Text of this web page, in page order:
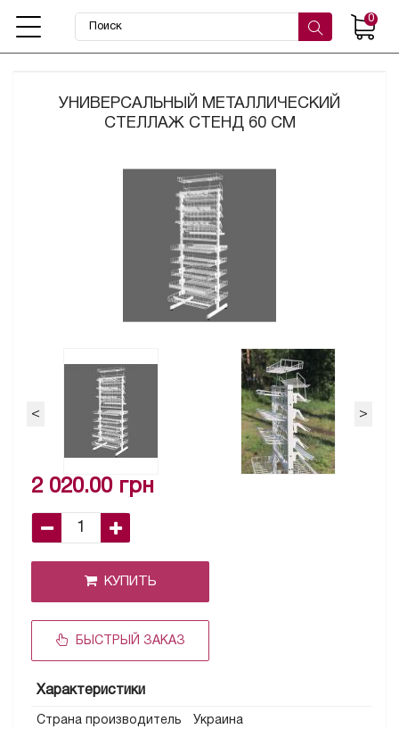
0
УНИВЕРСАЛЬНЫЙ МЕТАЛЛИЧЕСКИЙ
СТЕЛЛАЖ СТЕНД 60 СМ
< >
2 020.00 грн
КУПИТЬ
БЫСТРЫЙ ЗАКАЗ
Характеристики
Страна производитель Украина